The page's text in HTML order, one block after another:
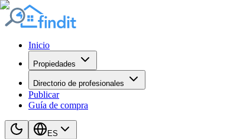
Inicio
Propiedades
Directorio de profesionales
Publicar
Guía de compra
ES